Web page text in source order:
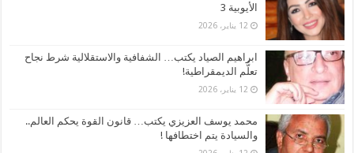
الأيوبية 3
12 يناير، 2026
ابراهيم الصياد يكتب… الشفافية والاستقلالية شرط نجاح
تعلُّم الديمقراطية!
12 يناير، 2026
محمد يوسف العزيزي يكتب… قانون القوة يحكم العالم..
والسيادة يتم اختطافها !